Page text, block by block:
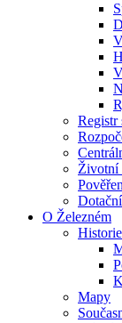
Registr
Životní
O Železném
Historie
Mapy